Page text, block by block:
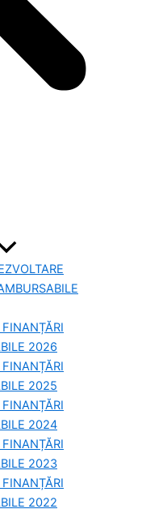
2026
2025
2024
2023
2022